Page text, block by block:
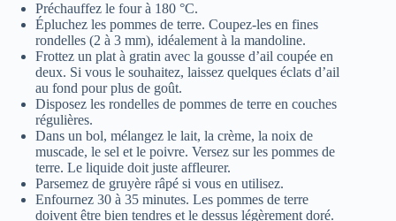
Préchauffez le four à 180 °C.
Épluchez les pommes de terre. Coupez-les en fines
rondelles (2 à 3 mm), idéalement à la mandoline.
Frottez un plat à gratin avec la gousse d’ail coupée en
deux. Si vous le souhaitez, laissez quelques éclats d’ail
au fond pour plus de goût.
Disposez les rondelles de pommes de terre en couches
régulières.
Dans un bol, mélangez le lait, la crème, la noix de
muscade, le sel et le poivre. Versez sur les pommes de
terre. Le liquide doit juste affleurer.
Parsemez de gruyère râpé si vous en utilisez.
Enfournez 30 à 35 minutes. Les pommes de terre
doivent être bien tendres et le dessus légèrement doré.